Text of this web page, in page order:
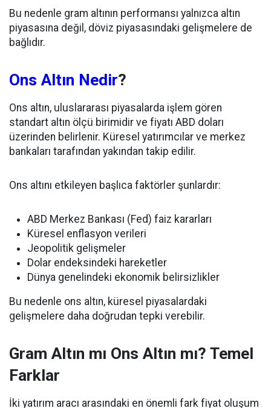
Bu nedenle gram altının performansı yalnızca altın
piyasasına değil, döviz piyasasındaki gelişmelere de
bağlıdır.
Ons Altın Nedir?
Ons altın, uluslararası piyasalarda işlem gören
standart altın ölçü birimidir ve fiyatı ABD doları
üzerinden belirlenir. Küresel yatırımcılar ve merkez
bankaları tarafından yakından takip edilir.
Ons altını etkileyen başlıca faktörler şunlardır:
ABD Merkez Bankası (Fed) faiz kararları
Küresel enflasyon verileri
Jeopolitik gelişmeler
Dolar endeksindeki hareketler
Dünya genelindeki ekonomik belirsizlikler
Bu nedenle ons altın, küresel piyasalardaki
gelişmelere daha doğrudan tepki verebilir.
Gram Altın mı Ons Altın mı? Temel
Farklar
İki yatırım aracı arasındaki en önemli fark fiyat oluşum